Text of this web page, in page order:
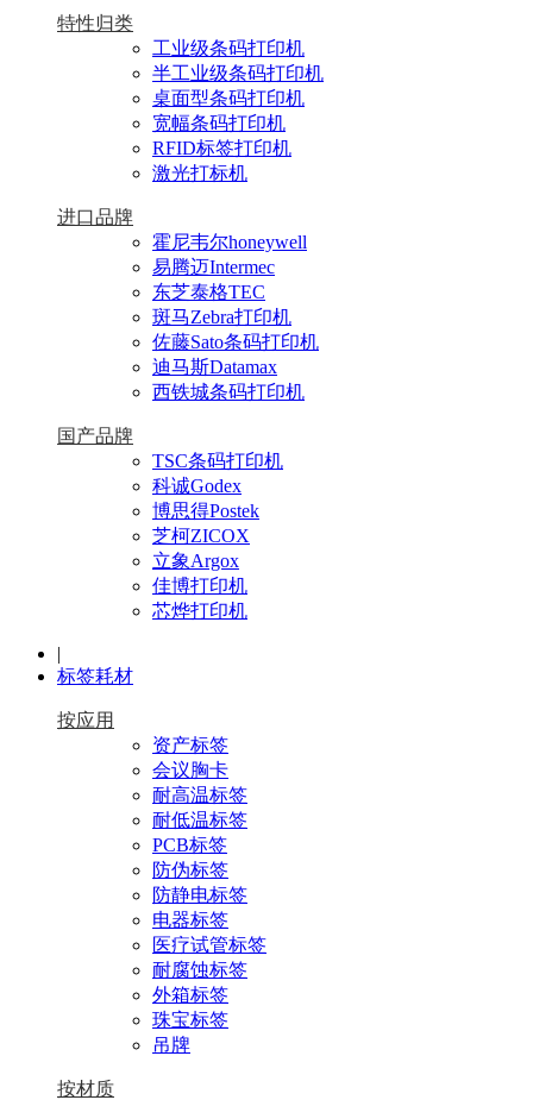
特性归类
工业级条码打印机
半工业级条码打印机
桌面型条码打印机
宽幅条码打印机
RFID标签打印机
激光打标机
进口品牌
霍尼韦尔honeywell
易腾迈Intermec
东芝泰格TEC
斑马Zebra打印机
佐藤Sato条码打印机
迪马斯Datamax
西铁城条码打印机
国产品牌
TSC条码打印机
科诚Godex
博思得Postek
芝柯ZICOX
立象Argox
佳博打印机
芯烨打印机
|
标签耗材
按应用
资产标签
会议胸卡
耐高温标签
耐低温标签
PCB标签
防伪标签
防静电标签
电器标签
医疗试管标签
耐腐蚀标签
外箱标签
珠宝标签
吊牌
按材质